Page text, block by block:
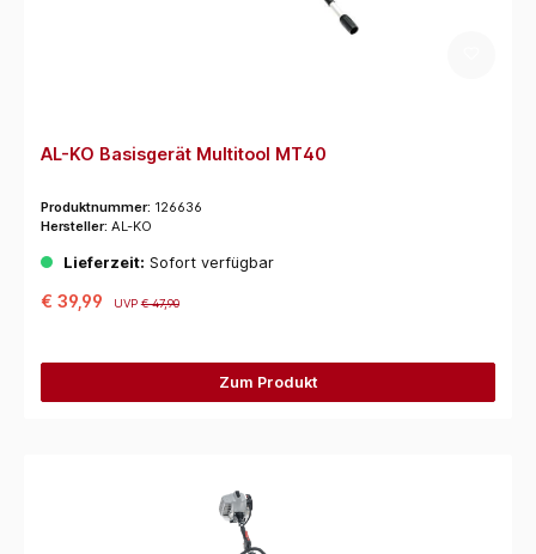
AL-KO Basisgerät Multitool MT40
Produktnummer: 126636
Hersteller: AL-KO
Lieferzeit: Sofort verfügbar
€ 39,99 UVP€ 47,90
Zum Produkt